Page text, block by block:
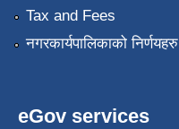
Tax and Fees
नगरकार्यपालिकाको निर्णयहरु
eGov services